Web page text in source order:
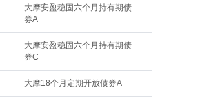
大摩安盈稳固六个月持有期债
券A
大摩安盈稳固六个月持有期债
券C
大摩18个月定期开放债券A